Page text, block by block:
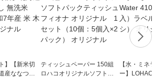
】【新米切
産ななつぼ
ティッシュペーパー 150組
ロハコオリジナルソフトパ
【水・ミネラ
ー】LOHACO